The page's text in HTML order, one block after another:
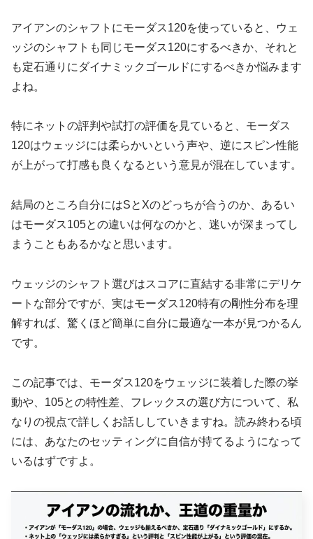
アイアンのシャフトにモーダス120を使っていると、ウェ
ッジのシャフトも同じモーダス120にするべきか、それと
も定石通りにダイナミックゴールドにするべきか悩みます
よね。
特にネットの評判や試打の評価を見ていると、モーダス
120はウェッジには柔らかいという声や、逆にスピン性能
が上がって打感も良くなるという意見が混在しています。
結局のところ自分にはSとXのどっちが合うのか、あるい
はモーダス105との違いは何なのかと、迷いが深まってし
まうこともあるかなと思います。
ウェッジのシャフト選びはスコアに直結する非常にデリケ
ートな部分ですが、実はモーダス120特有の剛性分布を理
解すれば、驚くほど簡単に自分に最適な一本が見つかるん
です。
この記事では、モーダス120をウェッジに装着した際の挙
動や、105との特性差、フレックスの選び方について、私
なりの視点で詳しくお話ししていきますね。読み終わる頃
には、あなたのセッティングに自信が持てるようになって
いるはずですよ。